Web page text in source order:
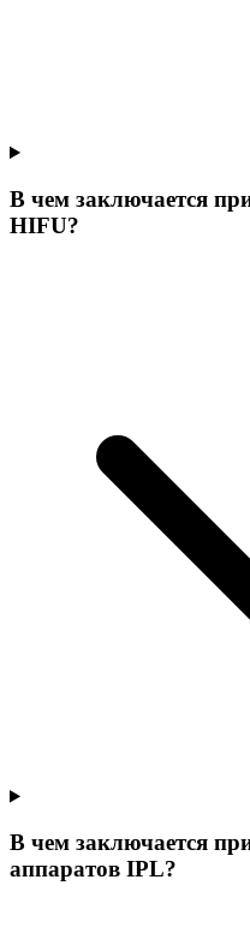
В чем заключается
HIFU?
В чем заключается
аппаратов IPL?